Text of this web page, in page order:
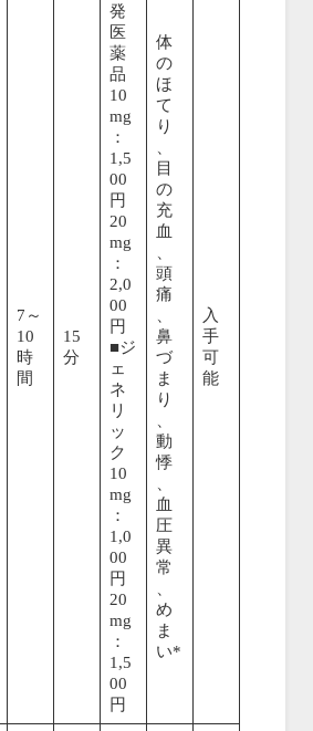
7～
10
時
間
15
分
発
医
薬
品
10
mg
：
1,5
00
円
20
mg
：
2,0
00
円
■ジ
ェ
ネ
リ
ッ
ク
10
mg
：
1,0
00
円
20
mg
：
1,5
00
円
体
の
ほ
て
り
目
の
充
血
頭
痛
鼻
づ
ま
り
動
悸
血
圧
異
常
め
ま
い*
入
手
可
能